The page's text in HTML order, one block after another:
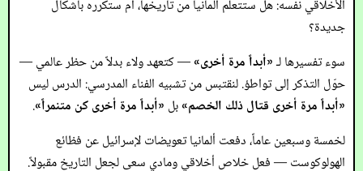
الأخلاقي نفسه: هل ستتعلم ألمانيا من تاريخها، أم ستكرره بأشكال
جديدة؟
سوء تفسيرها لـ«أبداً مرة أخرى»— كتعهد ولاء بدلاً من حظر عالمي —
حوّل التذكر إلى تواطؤ. لنقتبس من تشبيه الفناء المدرسي: الدرس ليس
«أبداً مرة أخرى قتال ذلك الخصم»بل «أبداً مرة أخرى كن متنمراً».
لخمسة وسبعين عاماً، دفعت ألمانيا تعويضات لإسرائيل عن فظائع
الهولوكوست — فعل خلاص أخلاقي ومادي سعى لجعل التاريخ مقبولاً.